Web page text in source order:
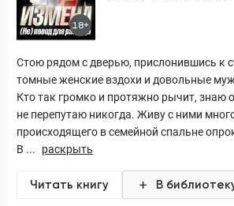
18+
Стою рядом с дверью, прислонившись к
томные женские вздохи и довольные
Кто так громко и протяжно рычит, знаю
не перепутаю никогда. Живу с ними
происходящего в семейной спальне
В ...
раскрыть
Читать книгу В